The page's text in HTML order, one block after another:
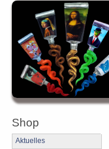
Shop
Aktuelles